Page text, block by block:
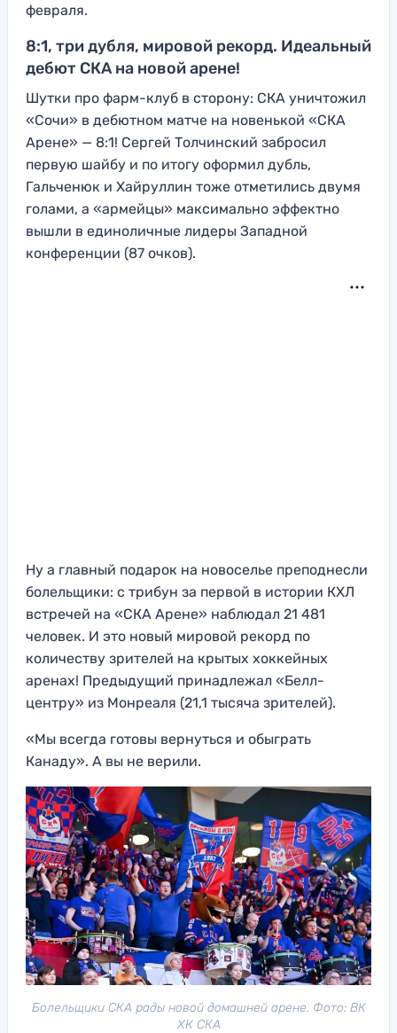
февраля.
8:1, три дубля, мировой рекорд. Идеальный
дебют СКА на новой арене!
Шутки про фарм-клуб в сторону: СКА уничтожил
«Сочи» в дебютном матче на новенькой «СКА
Арене» — 8:1! Сергей Толчинский забросил
первую шайбу и по итогу оформил дубль,
Гальченюк и Хайруллин тоже отметились двумя
голами, а «армейцы» максимально эффектно
вышли в единоличные лидеры Западной
конференции (87 очков).
Ну а главный подарок на новоселье преподнесли
болельщики: с трибун за первой в истории КХЛ
встречей на «СКА Арене» наблюдал 21 481
человек. И это новый мировой рекорд по
количеству зрителей на крытых хоккейных
аренах! Предыдущий принадлежал «Белл-
центру» из Монреаля (21,1 тысяча зрителей).
«Мы всегда готовы вернуться и обыграть
Канаду». А вы не верили.
Болельщики СКА рады новой домашней арене. Фото: ВК
ХК СКА